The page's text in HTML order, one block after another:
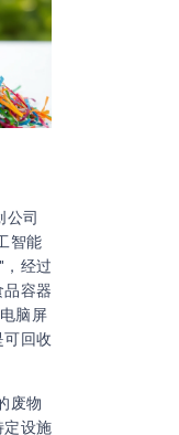
公司
智能
经过
容器
脑屏
回收
废物
定设施